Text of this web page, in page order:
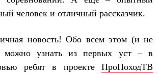
человек и отличный рассказчик.
новость! Обо всем этом (и не
можно узнать из первых уст – в
ребят в проекте ПроПоходТВ